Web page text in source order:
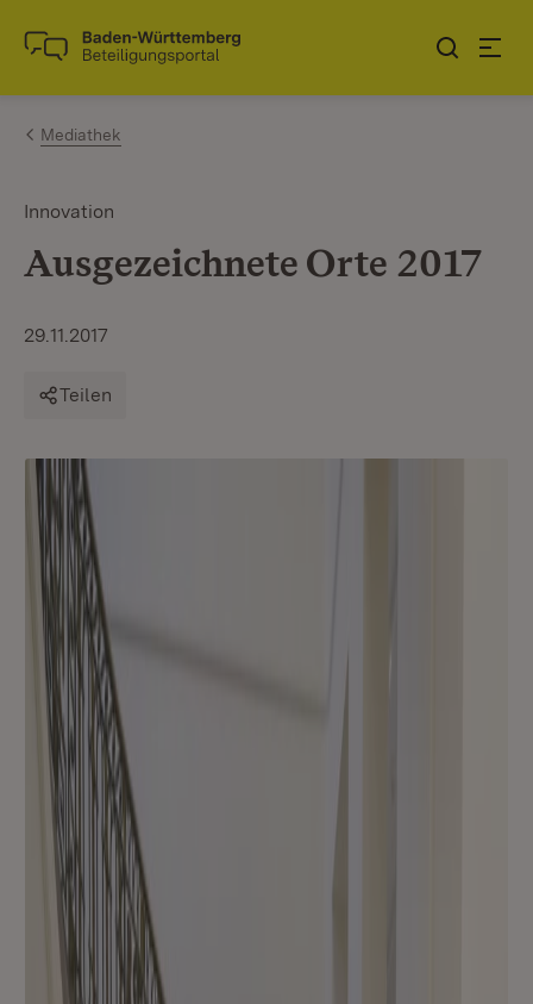
Zum Inhalt springen
Link zur Startseite
Mediathek
Innovation
Ausgezeichnete Orte 2017
29.11.2017
Teilen